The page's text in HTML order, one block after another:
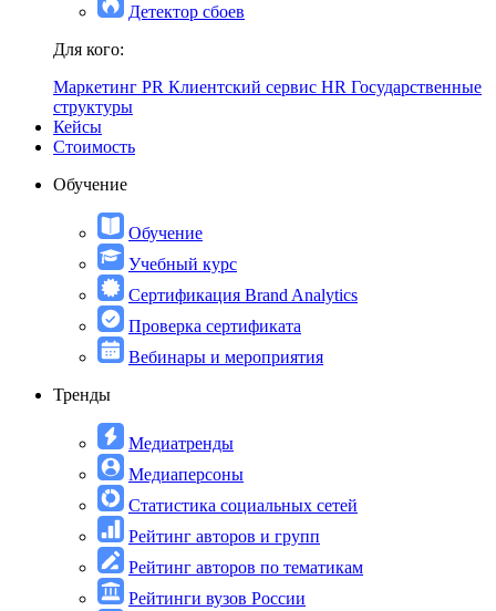
Детектор сбоев
Для кого:
Маркетинг PR Клиентский сервис HR Государственные
структуры
Кейсы
Стоимость
Обучение
Обучение
Учебный курс
Сертификация Brand Analytics
Проверка сертификата
Вебинары и мероприятия
Тренды
Медиатренды
Медиаперсоны
Статистика социальных сетей
Рейтинг авторов и групп
Рейтинг авторов по тематикам
Рейтинги вузов России